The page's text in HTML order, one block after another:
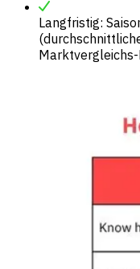
Langfristig: